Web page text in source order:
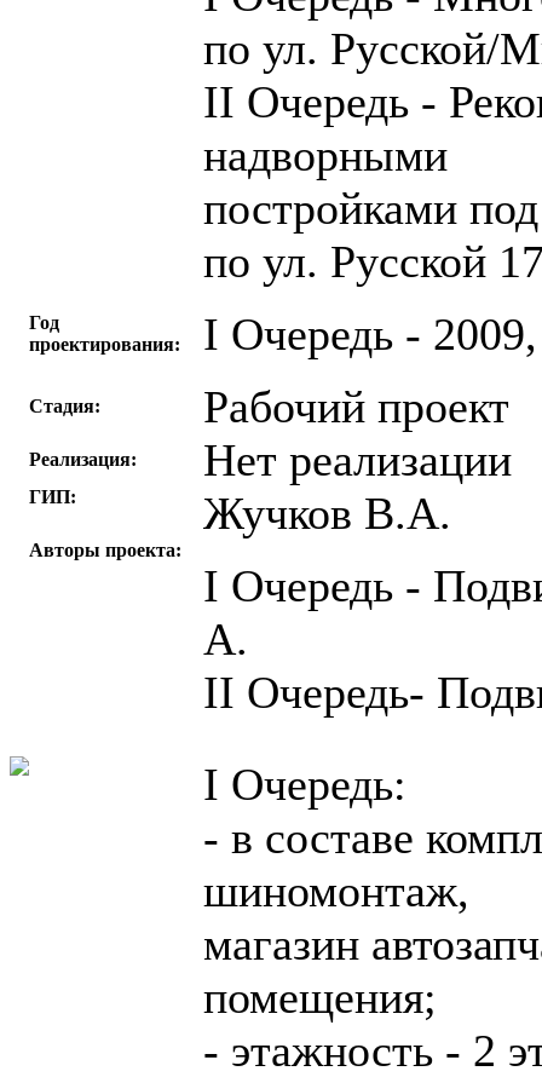
по ул. Русской/
II Очередь -
надворными
постройками
по ул. Русской
Год
проектирования:
I Очередь -
Стадия: Рабочий проект
Реализация: Нет реализации
ГИП: Жучков В.А.
Авторы проекта:
I Очередь -
А.
II Очередь-
I Очередь:
- в составе
шиномонтаж,
магазин
помещения;
- этажность - 2